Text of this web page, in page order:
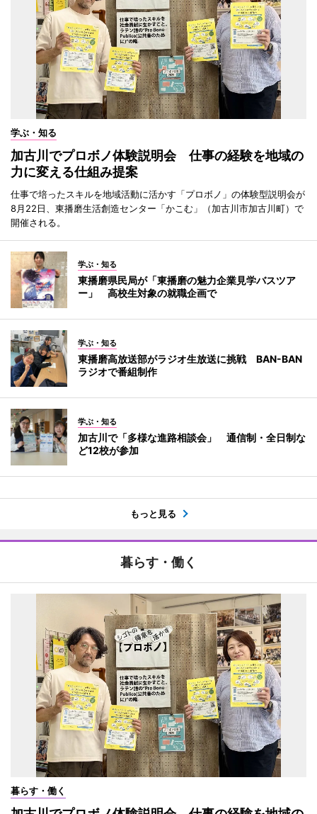
学ぶ・知る
加古川でプロボノ体験説明会 仕事の経験を地域の
力に変える仕組み提案
仕事で培ったスキルを地域活動に活かす「プロボノ」の体験型説明会が
8月22日、東播磨生活創造センター「かこむ」（加古川市加古川町）で
開催される。
学ぶ・知る
東播磨県民局が「東播磨の魅力企業見学バスツア
ー」 高校生対象の就職企画で
学ぶ・知る
東播磨高放送部がラジオ生放送に挑戦 BAN-BAN
ラジオで番組制作
学ぶ・知る
加古川で「多様な進路相談会」 通信制・全日制な
ど12校が参加
もっと見る
暮らす・働く
暮らす・働く